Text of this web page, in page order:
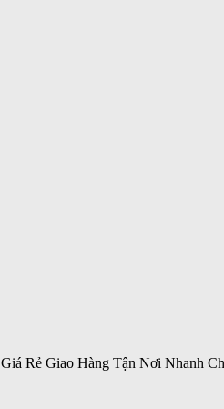
Rẻ Giao Hàng Tận Nơi Nhanh